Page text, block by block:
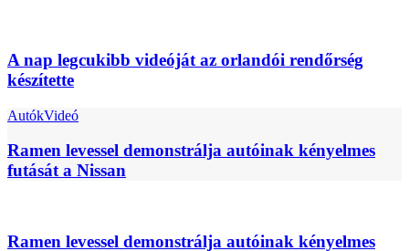
A nap legcukibb videóját az orlandói rendőrség
készítette
AutókVideó
Ramen levessel demonstrálja autóinak kényelmes
futását a Nissan
Ramen levessel demonstrálja autóinak kényelmes